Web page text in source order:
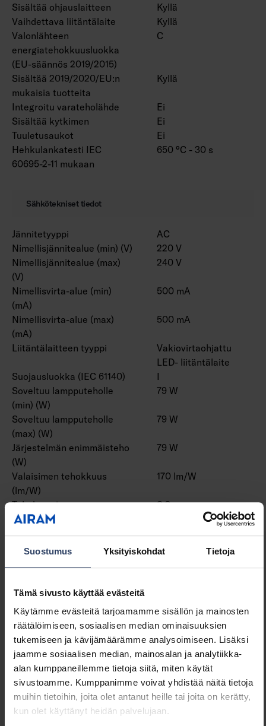
Suostumus Yksityiskohdat Tietoja
Tämä sivusto käyttää evästeitä
Käytämme evästeitä tarjoamamme sisällön ja mainosten
räätälöimiseen, sosiaalisen median ominaisuuksien
tukemiseen ja kävijämäärämme analysoimiseen. Lisäksi
jaamme sosiaalisen median, mainosalan ja analytiikka-
alan kumppaneillemme tietoja siitä, miten käytät
sivustoamme. Kumppanimme voivat yhdistää näitä tietoja
muihin tietoihin, joita olet antanut heille tai joita on kerätty,
kun olet käyttänyt heidän palvelujaan.
Sisältää ohjauslaitteen
Kyllä
Vaihdettava liitäntälaite
Kyllä
Valonlähteen
energiatehokkuusluokka
(EU-säännös 2019/2015)
C
Sisältää 2019/2020/EU:n
mukaisia tuotteita
Kyllä
Integroitu varateholähde
Ei
Sisältää kytkimen
Ei
Tuuletusaukot
Ei
Hehkulankatesti IEC
60695-2-11 mukaan
650 °C - 30 s
Sähkötekniset tiedot
Jännitetyyppi
AC
Nimellisjännitealue (min) (V)
220 V
Nimellisjännitealue (max)
(V)
240 V
Nimellisvirta-alue (min)
(mA)
500 mA
Nimellisvirta-alue (max)
(mA)
500 mA
Liitäntälaitteen tyyppi
Vakiovirtaohjattu
LED- liitäntälaite
Suojausluokka (IEC 61140)
I
Soveltuu lampputeholle
(min) (W)
79 W
Soveltuu lampputeholle
(max) (W)
79 W
Järjestelmän enimmäisteho
(W)
79 W
Valaisimen tehokkuus
(lm/W)
170 lm/W
Tehokerroin
0.9
Kokonaisharmoninen särö
(THD)
Himmennys 0-10 V
Ei
Himmennys 1-10 V
Ei
Himmennys DALI
Ei
Himmennys DALI-2
Ei
Himmennys DMX
Ei
Himmennys DSI
Ei
Himmennys LineSwitch
Ei
Himmennys
Ei